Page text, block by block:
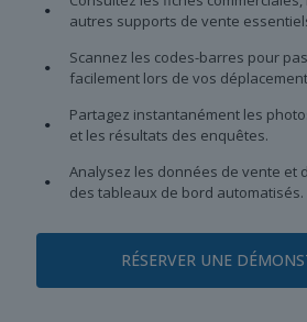
autres supports de vente
Scannez les codes-barres pour
facilement lors de vos
Partagez instantanément les
et les résultats des enquêtes.
Analysez les données de vente et
des tableaux de bord automatisés.
RÉSERVER UNE